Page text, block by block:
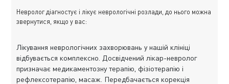
Невролог діагностує і лікує неврологічні розлади, до нього можна
звернутися, якщо у вас:
Лікування неврологічних захворювань у нашій клініці
відбувається комплексно. Досвідчений лікар-невролог
призначає медикаментозну терапію, фізіотерапію і
рефлексотерапію, масаж. Передбачається корекція